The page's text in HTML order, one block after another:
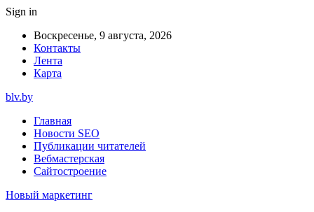
Sign in
Воскресенье, 9 августа, 2026
Контакты
Лента
Карта
blv.by
Главная
Новости SEO
Публикации читателей
Вебмастерская
Сайтостроение
Новый маркетинг